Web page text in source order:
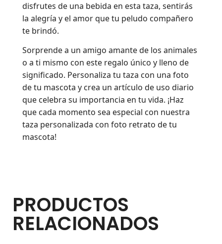
disfrutes de una bebida en esta taza, sentirás
la alegría y el amor que tu peludo compañero
te brindó.
Sorprende a un amigo amante de los animales
o a ti mismo con este regalo único y lleno de
significado. Personaliza tu taza con una foto
de tu mascota y crea un artículo de uso diario
que celebra su importancia en tu vida. ¡Haz
que cada momento sea especial con nuestra
taza personalizada con foto retrato de tu
mascota!
PRODUCTOS
RELACIONADOS